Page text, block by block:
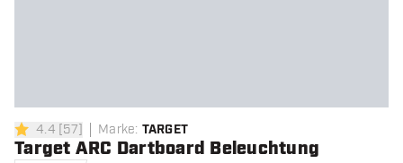
4.4 Bewertungssterne
4.4 [57] Marke: TARGET
Target ARC Dartboard Beleuchtung